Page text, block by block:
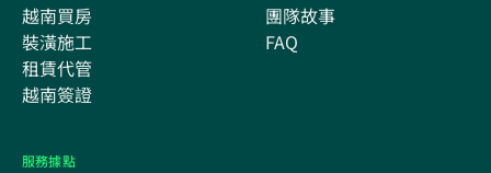
越南買房
裝潢施工
租賃代管
越南簽證
團隊故事
FAQ
服務據點